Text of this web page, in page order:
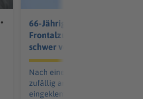
66-Jähriger bei
Frontalzusammenstoß
schwer verletzt
Nach einem Unfall versorgt ein
zufällig anwesender Arzt den
eingeklemmten Fahrer. Auch die